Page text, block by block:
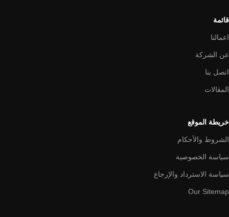
قائمة
اعمالنا
عن الشركة
اتصل بنا
المقالات
خريطة الموقع
الشروط والأحكام
سياسة الخصوصية
سياسة الاسترداد والإرجاع
Our Sitemap